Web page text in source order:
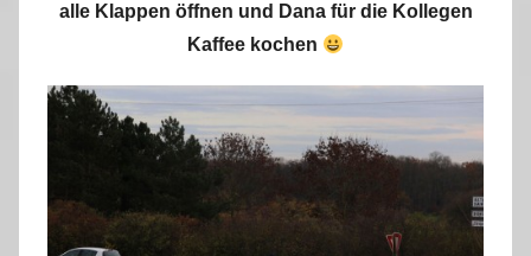
alle Klappen öffnen und Dana für die Kollegen
Kaffee kochen